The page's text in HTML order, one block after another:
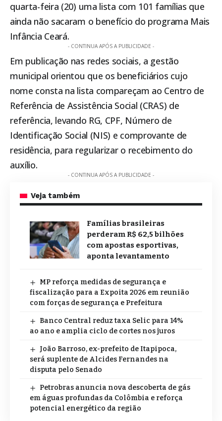
quarta-feira (20) uma lista com 101 famílias que
ainda não sacaram o benefício do programa Mais
Infância Ceará.
- CONTINUA APÓS A PUBLICIDADE -
Em publicação nas redes sociais, a gestão
municipal orientou que os beneficiários cujo
nome consta na lista compareçam ao Centro de
Referência de Assistência Social (CRAS) de
referência, levando RG, CPF, Número de
Identificação Social (NIS) e comprovante de
residência, para regularizar o recebimento do
auxílio.
- CONTINUA APÓS A PUBLICIDADE -
Veja também
Famílias brasileiras
perderam R$ 62,5 bilhões
com apostas esportivas,
aponta levantamento
MP reforça medidas de segurança e
fiscalização para a Expoita 2026 em reunião
com forças de segurança e Prefeitura
Banco Central reduz taxa Selic para 14%
ao ano e amplia ciclo de cortes nos juros
João Barroso, ex-prefeito de Itapipoca,
será suplente de Alcides Fernandes na
disputa pelo Senado
Petrobras anuncia nova descoberta de gás
em águas profundas da Colômbia e reforça
potencial energético da região